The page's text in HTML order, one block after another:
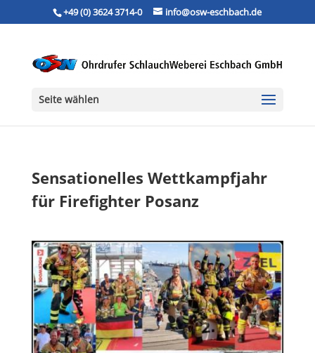
+49 (0) 3624 3714-0 info@osw-eschbach.de
Seite wählen
Sensationelles Wettkampfjahr
für Firefighter Posanz